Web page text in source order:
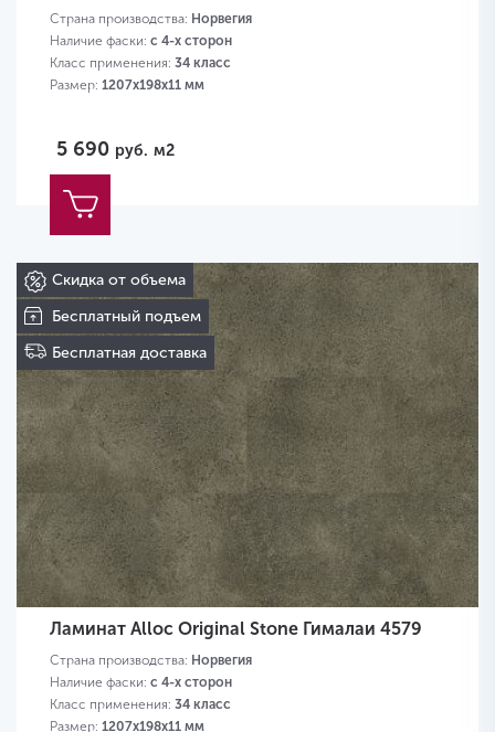
Страна производства: Норвегия
Наличие фаски: с 4-х сторон
Класс применения: 34 класс
Размер: 1207х198х11 мм
5 690 руб. м2
Скидка от объема
Бесплатный подъем
Бесплатная доставка
Ламинат Alloc Original Stone Гималаи 4579
Страна производства: Норвегия
Наличие фаски: с 4-х сторон
Класс применения: 34 класс
Размер: 1207х198х11 мм